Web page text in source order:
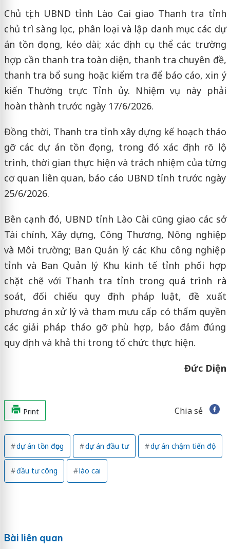
Chủ tịch UBND tỉnh Lào Cai giao Thanh tra tỉnh
chủ trì sàng lọc, phân loại và lập danh mục các dự
án tồn đọng, kéo dài; xác định cụ thể các trường
hợp cần thanh tra toàn diện, thanh tra chuyên đề,
thanh tra bổ sung hoặc kiểm tra để báo cáo, xin ý
kiến Thường trực Tỉnh ủy. Nhiệm vụ này phải
hoàn thành trước ngày 17/6/2026.
Đồng thời, Thanh tra tỉnh xây dựng kế hoạch tháo
gỡ các dự án tồn đọng, trong đó xác định rõ lộ
trình, thời gian thực hiện và trách nhiệm của từng
cơ quan liên quan, báo cáo UBND tỉnh trước ngày
25/6/2026.
Bên cạnh đó, UBND tỉnh Lào Cài cũng giao các sở
Tài chính, Xây dựng, Công Thương, Nông nghiệp
và Môi trường; Ban Quản lý các Khu công nghiệp
tỉnh và Ban Quản lý Khu kinh tế tỉnh phối hợp
chặt chẽ với Thanh tra tỉnh trong quá trình rà
soát, đối chiếu quy định pháp luật, đề xuất
phương án xử lý và tham mưu cấp có thẩm quyền
các giải pháp tháo gỡ phù hợp, bảo đảm đúng
quy định và khả thi trong tổ chức thực hiện.
Đức Diện
Print Chia sẻ
dự án tồn đọng dự án đầu tư dự án chậm tiến độ
đầu tư công lào cai
Bài liên quan